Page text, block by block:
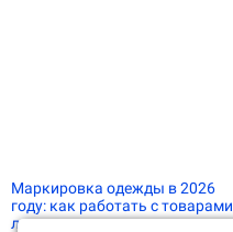
Маркировка одежды в 2026
году: как работать с товарами
легпрома